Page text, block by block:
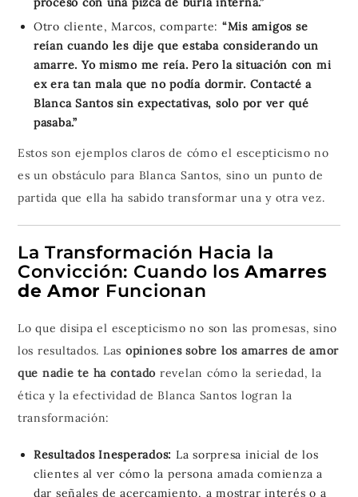
Otro cliente, Marcos, comparte: “Mis amigos se
reían cuando les dije que estaba considerando un
amarre. Yo mismo me reía. Pero la situación con mi
ex era tan mala que no podía dormir. Contacté a
Blanca Santos sin expectativas, solo por ver qué
pasaba.”
Estos son ejemplos claros de cómo el escepticismo no
es un obstáculo para Blanca Santos, sino un punto de
partida que ella ha sabido transformar una y otra vez.
La Transformación Hacia la
Convicción: Cuando losAmarres
de Amor Funcionan
Lo que disipa el escepticismo no son las promesas, sino
los resultados. Las opiniones sobre los amarres de amor
que nadie te ha contado revelan cómo la seriedad, la
ética y la efectividad de Blanca Santos logran la
transformación:
Resultados Inesperados: La sorpresa inicial de los
clientes al ver cómo la persona amada comienza a
dar señales de acercamiento, a mostrar interés o a